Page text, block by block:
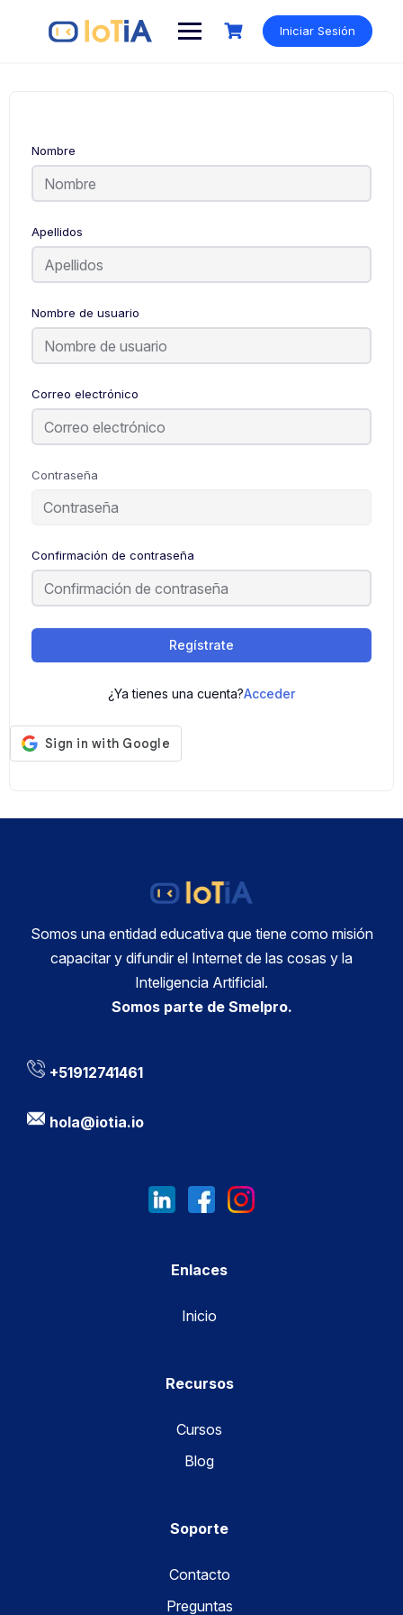
Iniciar Sesión
Nombre
Apellidos
Nombre de usuario
Correo electrónico
Contraseña
Confirmación de contraseña
Regístrate
¿Ya tienes una cuenta?Acceder
Somos una entidad educativa que tiene como misión
capacitar y difundir el Internet de las cosas y la
Inteligencia Artificial.
Somos parte de Smelpro.
+51912741461
hola@iotia.io
Enlaces
Inicio
Recursos
Cursos
Blog
Soporte
Contacto
Preguntas